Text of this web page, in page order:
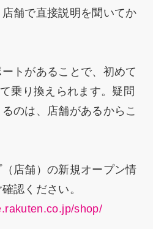
舗で直接説明を聞いてか
トがあることで、初めて
乗り換えられます。疑問
のは、店舗があるからこ
店舗）の新規オープン情
認ください。
shop/